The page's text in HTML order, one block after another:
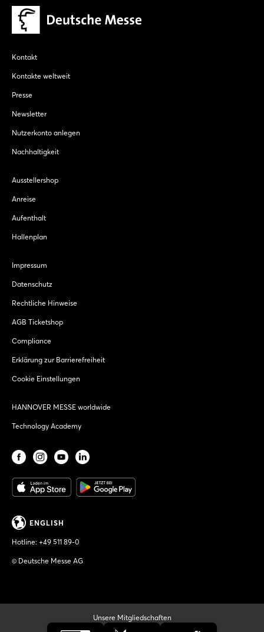
Kontakt
Kontakte weltweit
Presse
Newsletter
Nutzerkonto anlegen
Nachhaltigkeit
Ausstellershop
Anreise
Aufenthalt
Hallenplan
Impressum
Datenschutz
Rechtliche Hinweise
AGB Ticketshop
Compliance
Erklärung zur Barrierefreiheit
Cookie Einstellungen
HANNOVER MESSE worldwide
Technology Academy
ENGLISH
Hotline: +49 511 89-0
© Deutsche Messe AG
Unsere Mitgliedschaften